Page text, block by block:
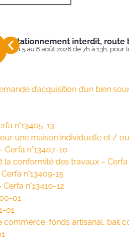
Stationnement interdit, route
Du 5 au 6 août 2026 de 7h à 13h,
d’acquisition d’un bien
n°13405-13
une maison individuelle et /
Cerfa n°13407-10
la conformité des travaux – Cerfa
n°13409-15
n°13410-12
01
01
commerce, fonds artisanal, bail